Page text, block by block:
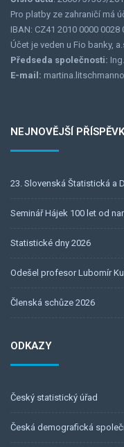
Pro platby ze zahraničí má
IBAN: CZ41 2010 0000 0028
Účet je veden u Fio banky,
Předseda společnosti:
E-mail:
NEJNOVĚJŠÍ
23. Slovenská Štatistická a
Seminář Hájek 100 let od
Statistické dny 2026
Odešel profesor Lubomír
Členská schůze 2026
ODKAZY
Český statistický úřad
Česká demografická